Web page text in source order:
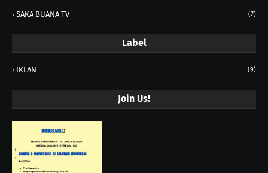
SAKA BUANA TV (7)
Label
IKLAN (9)
Join Us!